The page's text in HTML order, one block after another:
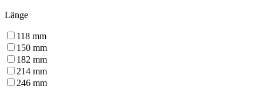
Länge
118 mm
150 mm
182 mm
214 mm
246 mm